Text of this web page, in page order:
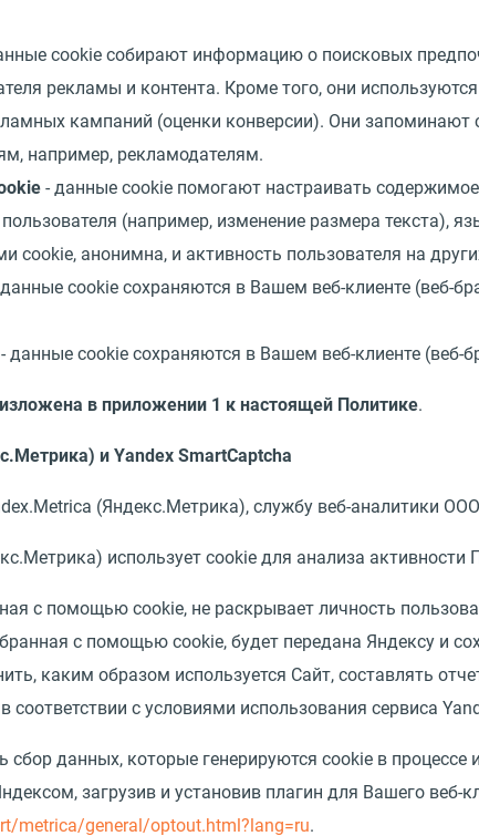
cookie собирают информацию о поисковых
рекламы и контента. Кроме того, они
кампаний (оценки конверсии). Они
например, рекламодателям.
- данные cookie помогают настраивать
(например, изменение размера текста),
cookie, анонимна, и активность пользователя на
cookie сохраняются в Вашем веб-клиенте (веб-
- данные cookie сохраняются в Вашем веб-клиенте (веб-
в приложении 1 к настоящей Политике.
и Yandex SmartCaptcha
(Яндекс.Метрика), службу веб-аналитики
использует cookie для анализа активности
с помощью cookie, не раскрывает личность
с помощью cookie, будет передана Яндексу и
каким образом используется Сайт, составлять
с условиями использования сервиса
сбор данных, которые генерируются cookie в
загрузив и установив плагин для Вашего
metrica/general/optout.html?lang=ru.